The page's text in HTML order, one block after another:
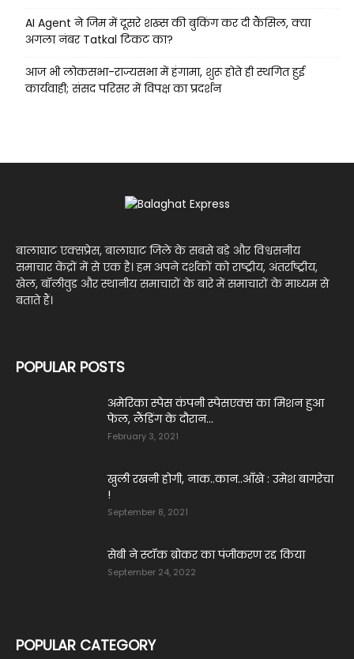
AI Agent ने जिम में दूसरे शख्स की बुकिंग कर दी कैंसिल, क्या
अगला नंबर Tatkal टिकट का?
आज भी लोकसभा-राज्यसभा में हंगामा, शुरू होते ही स्थगित हुई
कार्यवाही; संसद परिसर में विपक्ष का प्रदर्शन
बालाघाट एक्सप्रेस, बालाघाट जिले के सबसे बड़े और विश्वसनीय
समाचार केंद्रों में से एक है। हम अपने दर्शकों को राष्ट्रीय, अंतर्राष्ट्रीय,
खेल, बॉलीवुड और स्थानीय समाचारों के बारे में समाचारों के माध्यम से
बताते हैं।
POPULAR POSTS
अमेरिका स्पेस कंपनी स्पेसएक्स का मिशन हुआ
फेल, लैंडिंग के दौरान...
February 3, 2021
खुली रखनी होगी, नाक..कान..आँखे : उमेश बागरेचा
!
September 8, 2021
सेबी ने स्टॉक ब्रोकर का पंजीकरण रद्द किया
September 24, 2022
POPULAR CATEGORY